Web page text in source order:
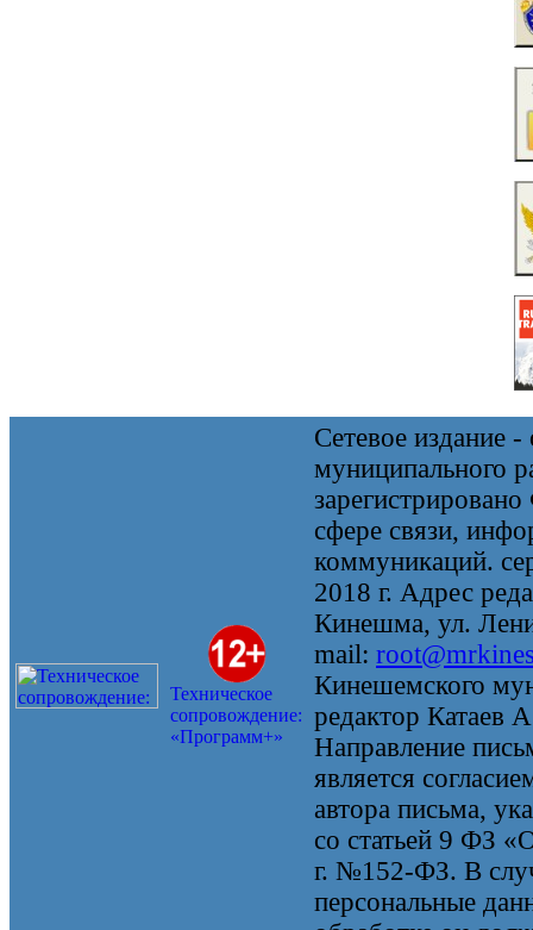
Техническое
сопровождение:
«Программ+»
Сетевое издание
муниципального
сфере связи,
коммуникаций.
2018 г. Адрес
Кинешма, ул.
mail:
Кинешемского
редактор Катаев
Направление
является
автора письма,
со статьей 9 ФЗ
г. №152-ФЗ. В
персональные